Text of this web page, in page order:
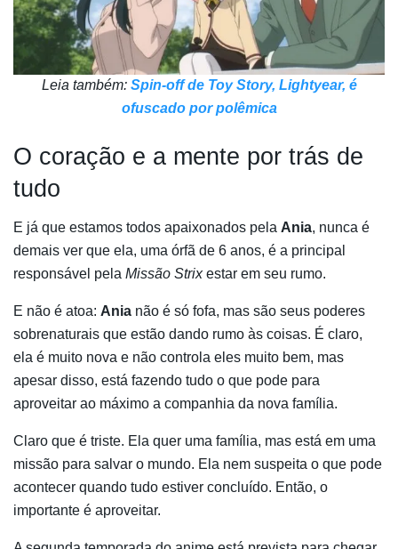
Leia também: Spin-off de Toy Story, Lightyear, é
ofuscado por polêmica
O coração e a mente por trás de
tudo
E já que estamos todos apaixonados pela Ania, nunca é
demais ver que ela, uma órfã de 6 anos, é a principal
responsável pela Missão Strixestar em seu rumo.
E não é atoa: Ania não é só fofa, mas são seus poderes
sobrenaturais que estão dando rumo às coisas. É claro,
ela é muito nova e não controla eles muito bem, mas
apesar disso, está fazendo tudo o que pode para
aproveitar ao máximo a companhia da nova família.
Claro que é triste. Ela quer uma família, mas está em uma
missão para salvar o mundo. Ela nem suspeita o que pode
acontecer quando tudo estiver concluído. Então, o
importante é aproveitar.